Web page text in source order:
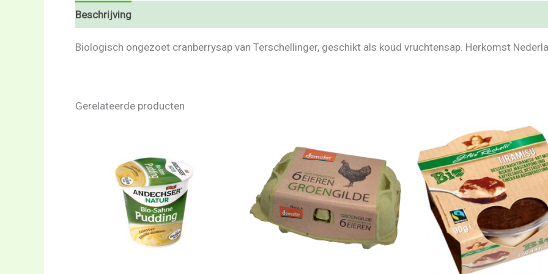
Beschrijving
Biologisch ongezoet cranberrysap van Terschellinger, geschikt als koud vruchtensap. Herkomst
Gerelateerde producten